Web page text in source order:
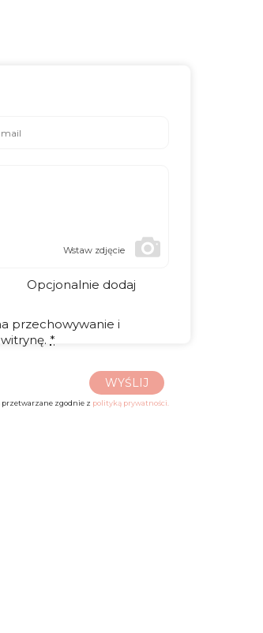
Wstaw zdjęcie
Opcjonalnie dodaj
przechowywanie i
*
WYŚLIJ
przetwarzane zgodnie z polityką prywatności.